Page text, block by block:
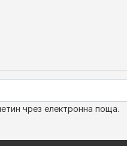
чрез електронна поща.